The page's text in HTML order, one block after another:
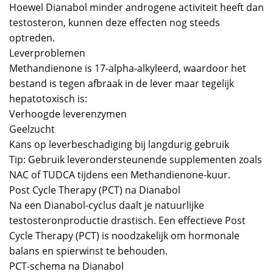
Hoewel Dianabol minder androgene activiteit heeft dan
testosteron, kunnen deze effecten nog steeds
optreden.
Leverproblemen
Methandienone is 17-alpha-alkyleerd, waardoor het
bestand is tegen afbraak in de lever maar tegelijk
hepatotoxisch is:
Verhoogde leverenzymen
Geelzucht
Kans op leverbeschadiging bij langdurig gebruik
Tip: Gebruik leverondersteunende supplementen zoals
NAC of TUDCA tijdens een Methandienone-kuur.
Post Cycle Therapy (PCT) na Dianabol
Na een Dianabol-cyclus daalt je natuurlijke
testosteronproductie drastisch. Een effectieve Post
Cycle Therapy (PCT) is noodzakelijk om hormonale
balans en spierwinst te behouden.
PCT-schema na Dianabol